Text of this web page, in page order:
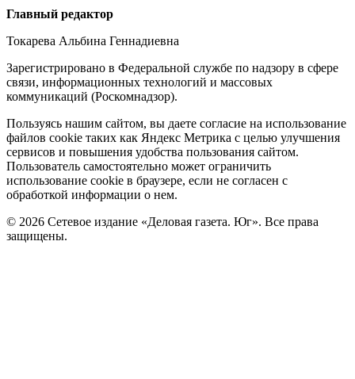
Редакция
Главный редактор
Токарева Альбина Геннадиевна
Зарегистрировано в Федеральной службе по надзору в сфере
связи, информационных технологий и массовых
коммуникаций (Роскомнадзор).
Политика
cookie
Пользуясь нашим сайтом, вы даете согласие на использование
файлов cookie таких как Яндекс Метрика с целью улучшения
сервисов и повышения удобства пользования сайтом.
Пользователь самостоятельно может ограничить
использование cookie в браузере, если не согласен с
обработкой информации о нем.
© 2026 Сетевое издание «Деловая газета. Юг». Все права
защищены.